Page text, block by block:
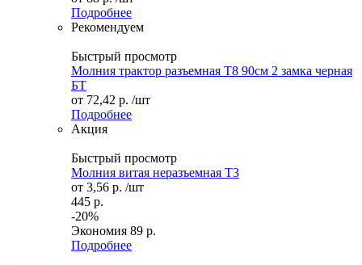
Подробнее
Рекомендуем
Быстрый просмотр
Молния трактор разъемная Т8 90см 2 замка черная
БТ
от 72,42 р. /шт
Подробнее
Акция
Быстрый просмотр
Молния витая неразъемная Т3
от 3,56 р. /шт
445 р.
-20%
Экономия 89 р.
Подробнее